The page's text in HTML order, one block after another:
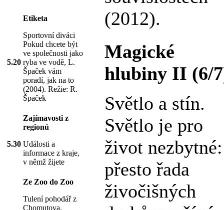
5.20
Etiketa
Sportovní diváci
Pokud chcete být
ve společnosti jako
ryba ve vodě, L.
Špaček vám
poradí, jak na to
(2004). Režie: R.
Špaček
5.30
Zajímavosti z
regionů
Události a
informace z kraje,
v němž žijete
Ze Zoo do Zoo
Tulení pohodář z
Chomutova,
(2012).
Magické
hlubiny II (6/
Světlo a stín.
Světlo je pro
život nezbytné:
přesto řada
živočišných